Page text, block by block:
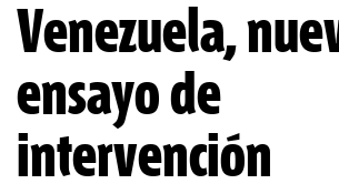
Venezuela,
ensayo de
intervención